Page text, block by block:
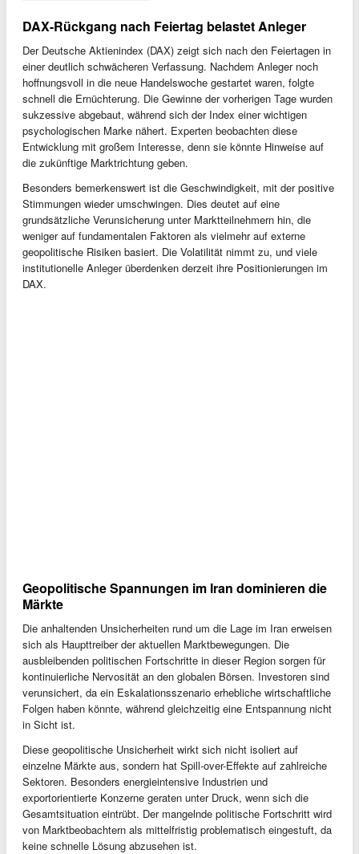
DAX-Rückgang nach Feiertag belastet Anleger
Der Deutsche Aktienindex (DAX) zeigt sich nach den Feiertagen in
einer deutlich schwächeren Verfassung. Nachdem Anleger noch
hoffnungsvoll in die neue Handelswoche gestartet waren, folgte
schnell die Ernüchterung. Die Gewinne der vorherigen Tage wurden
sukzessive abgebaut, während sich der Index einer wichtigen
psychologischen Marke nähert. Experten beobachten diese
Entwicklung mit großem Interesse, denn sie könnte Hinweise auf
die zukünftige Marktrichtung geben.
Besonders bemerkenswert ist die Geschwindigkeit, mit der positive
Stimmungen wieder umschwingen. Dies deutet auf eine
grundsätzliche Verunsicherung unter Marktteilnehmern hin, die
weniger auf fundamentalen Faktoren als vielmehr auf externe
geopolitische Risiken basiert. Die Volatilität nimmt zu, und viele
institutionelle Anleger überdenken derzeit ihre Positionierungen im
DAX.
Geopolitische Spannungen im Iran dominieren die
Märkte
Die anhaltenden Unsicherheiten rund um die Lage im Iran erweisen
sich als Haupttreiber der aktuellen Marktbewegungen. Die
ausbleibenden politischen Fortschritte in dieser Region sorgen für
kontinuierliche Nervosität an den globalen Börsen. Investoren sind
verunsichert, da ein Eskalationsszenario erhebliche wirtschaftliche
Folgen haben könnte, während gleichzeitig eine Entspannung nicht
in Sicht ist.
Diese geopolitische Unsicherheit wirkt sich nicht isoliert auf
einzelne Märkte aus, sondern hat Spill-over-Effekte auf zahlreiche
Sektoren. Besonders energieintensive Industrien und
exportorientierte Konzerne geraten unter Druck, wenn sich die
Gesamtsituation eintrübt. Der mangelnde politische Fortschritt wird
von Marktbeobachtern als mittelfristig problematisch eingestuft, da
keine schnelle Lösung abzusehen ist.